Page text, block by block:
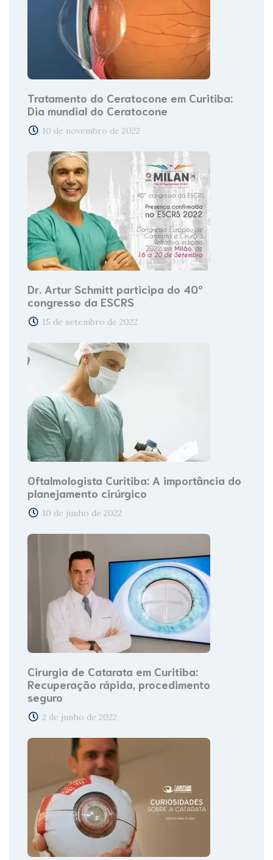
Tratamento do Ceratocone em Curitiba:
Dia mundial do Ceratocone
10 de novembro de 2022
Dr. Artur Schmitt participa do 40º
congresso da ESCRS
15 de setembro de 2022
Oftalmologista Curitiba: A importância do
planejamento cirúrgico
10 de junho de 2022
Cirurgia de Catarata em Curitiba:
Recuperação rápida, procedimento
seguro
2 de junho de 2022